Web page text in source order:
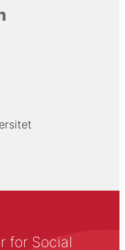
for Social